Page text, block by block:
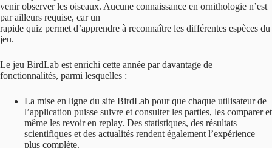
venir observer les oiseaux. Aucune connaissance en ornithologie n’est
par ailleurs requise, car un
rapide quiz permet d’apprendre à reconnaître les différentes espèces du
jeu.
Le jeu BirdLab est enrichi cette année par davantage de
fonctionnalités, parmi lesquelles :
La mise en ligne du site BirdLab pour que chaque utilisateur de
l’application puisse suivre et consulter les parties, les comparer et
même les revoir en replay. Des statistiques, des résultats
scientifiques et des actualités rendent également l’expérience
plus complète.